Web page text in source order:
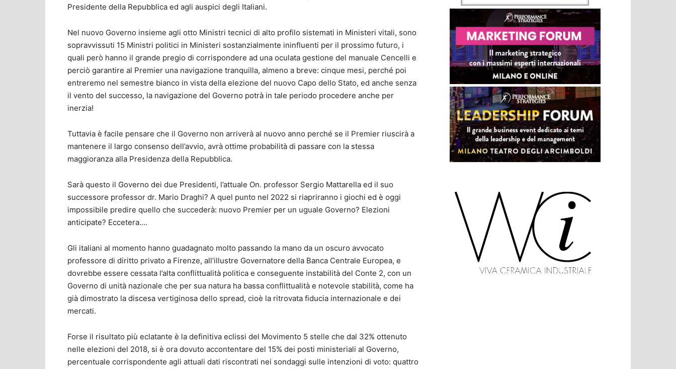
Presidente della Repubblica ed agli auspici degli Italiani.
Nel nuovo Governo insieme agli otto Ministri tecnici di alto profilo sistemati in Ministeri vitali, sono
sopravvissuti 15 Ministri politici in Ministeri sostanzialmente ininfluenti per il prossimo futuro, i
quali però hanno il grande pregio di corrispondere ad una oculata gestione del manuale Cencelli e
perciò garantire al Premier una navigazione tranquilla, almeno a breve: cinque mesi, perché poi
entreremo nel semestre bianco in vista della elezione del nuovo Capo dello Stato, ed anche senza
il vento del successo, la navigazione del Governo potrà in tale periodo procedere anche per
inerzia!
Tuttavia è facile pensare che il Governo non arriverà al nuovo anno perché se il Premier riuscirà a
mantenere il largo consenso dell’avvio, avrà ottime probabilità di passare con la stessa
maggioranza alla Presidenza della Repubblica.
Sarà questo il Governo dei due Presidenti, l’attuale On. professor Sergio Mattarella ed il suo
successore professor dr. Mario Draghi? A quel punto nel 2022 si riapriranno i giochi ed è oggi
impossibile predire quello che succederà: nuovo Premier per un uguale Governo? Elezioni
anticipate? Eccetera….
Gli italiani al momento hanno guadagnato molto passando la mano da un oscuro avvocato
professore di diritto privato a Firenze, all’illustre Governatore della Banca Centrale Europea, e
dovrebbe essere cessata l’alta conflittualità politica e conseguente instabilità del Conte 2, con un
Governo di unità nazionale che per sua natura ha bassa conflittualità e notevole stabilità, come ha
già dimostrato la discesa vertiginosa dello spread, cioè la ritrovata fiducia internazionale e dei
mercati.
Forse il risultato più eclatante è la definitiva eclissi del Movimento 5 stelle che dal 32% ottenuto
nelle elezioni del 2018, si è ora dovuto accontentare del 15% dei posti ministeriali al Governo,
percentuale corrispondente agli attuali dati riscontrati nei sondaggi sulle intenzioni di voto: quattro